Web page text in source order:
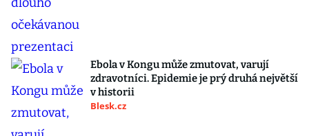
Ebola v Kongu může zmutovat, varují
zdravotníci. Epidemie je prý druhá největší
v historii
Blesk.cz